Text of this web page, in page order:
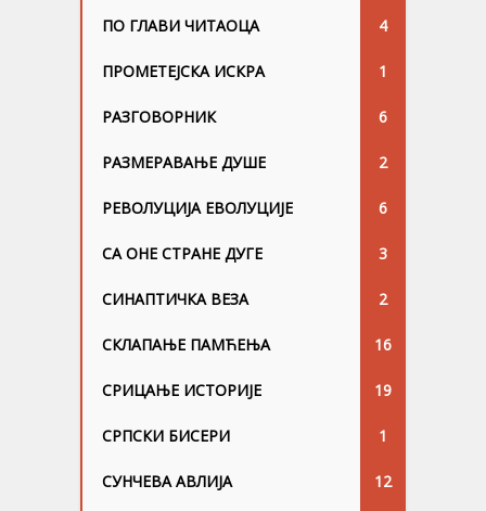
ПО ГЛАВИ ЧИТАОЦА 4
ПРОМЕТЕЈСКА ИСКРА 1
РАЗГОВОРНИК 6
РАЗМЕРАВАЊЕ ДУШЕ 2
РЕВОЛУЦИЈА ЕВОЛУЦИЈЕ 6
СА ОНЕ СТРАНЕ ДУГЕ 3
СИНАПТИЧКА ВЕЗА 2
СКЛАПАЊЕ ПАМЋЕЊА 16
СРИЦАЊЕ ИСТОРИЈЕ 19
СРПСКИ БИСЕРИ 1
СУНЧЕВА АВЛИЈА 12